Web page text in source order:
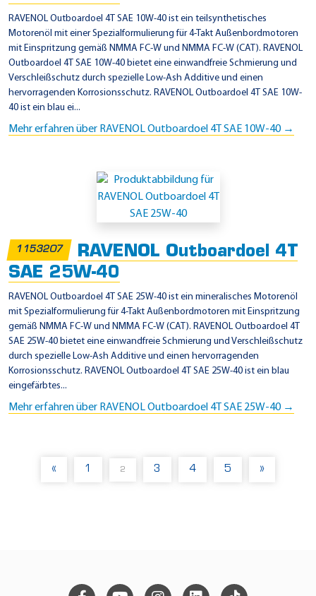
RAVENOL Outboardoel 4T SAE 10W-40 ist ein teilsynthetisches
Motorenöl mit einer Spezialformulierung für 4-Takt Außenbordmotoren
mit Einspritzung gemäß NMMA FC-W und NMMA FC-W (CAT). RAVENOL
Outboardoel 4T SAE 10W-40 bietet eine einwandfreie Schmierung und
Verschleißschutz durch spezielle Low-Ash Additive und einen
hervorragenden Korrosionsschutz. RAVENOL Outboardoel 4T SAE 10W-
40 ist ein blau ei...
Mehr erfahren über RAVENOL Outboardoel 4T SAE 10W-40 →
1153207
RAVENOL Outboardoel 4T
SAE 25W-40
RAVENOL Outboardoel 4T SAE 25W-40 ist ein mineralisches Motorenöl
mit Spezialformulierung für 4-Takt Außenbordmotoren mit Einspritzung
gemäß NMMA FC-W und NMMA FC-W (CAT). RAVENOL Outboardoel 4T
SAE 25W-40 bietet eine einwandfreie Schmierung und Verschleißschutz
durch spezielle Low-Ash Additive und einen hervorragenden
Korrosionsschutz. RAVENOL Outboardoel 4T SAE 25W-40 ist ein blau
eingefärbtes...
Mehr erfahren über RAVENOL Outboardoel 4T SAE 25W-40 →
« 1 2 3 4 5 »